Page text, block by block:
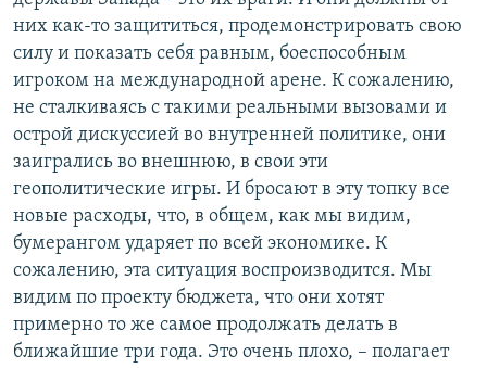
них как-то защититься, продемонстрировать свою
силу и показать себя равным, боеспособным
игроком на международной арене. К сожалению,
не сталкиваясь с такими реальными вызовами и
острой дискуссией во внутренней политике, они
заигрались во внешнюю, в свои эти
геополитические игры. И бросают в эту топку все
новые расходы, что, в общем, как мы видим,
бумерангом ударяет по всей экономике. К
сожалению, эта ситуация воспроизводится. Мы
видим по проекту бюджета, что они хотят
примерно то же самое продолжать делать в
ближайшие три года. Это очень плохо, – полагает